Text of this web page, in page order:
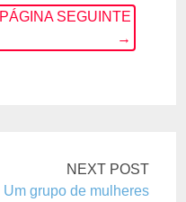
PÁGINA SEGUINTE
→
NEXT POST
Um grupo de mulheres